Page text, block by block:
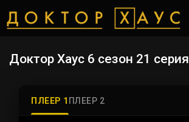
Доктор Хаус 6 сезон 21 серия
ПЛЕЕР 1 ПЛЕЕР 2